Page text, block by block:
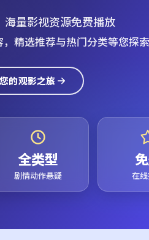
量影视资源免费播放
精选推荐与热门分类等您探索
的观影之旅
全类型
剧情动作悬疑 在